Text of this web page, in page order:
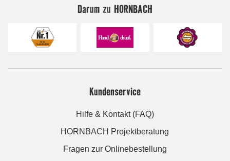
Darum zu HORNBACH
Kundenservice
Hilfe & Kontakt (FAQ)
HORNBACH Projektberatung
Fragen zur Onlinebestellung